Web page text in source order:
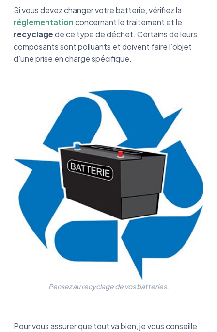
Si vous devez changer votre batterie, vérifiez la
réglementationconcernant le traitement et le
recyclagede ce type de déchet. Certains de leurs
composants sont polluants et doivent faire l’objet
d’une prise en charge spécifique.
Pensez au recyclage de vos batteries.
Pour vous assurer que tout va bien, je vous conseille